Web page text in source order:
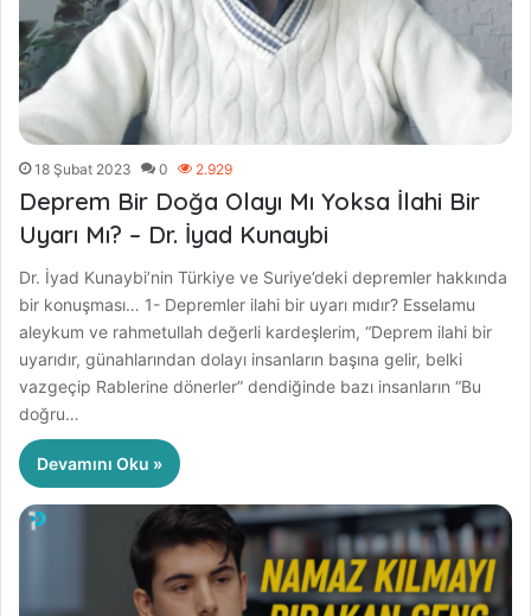
18 Şubat 2023 0 2.929
Deprem Bir Doğa Olayı Mı Yoksa İlahi Bir
Uyarı Mı? – Dr. İyad Kunaybi
Dr. İyad Kunaybi’nin Türkiye ve Suriye’deki depremler hakkında
bir konuşması… 1- Depremler ilahi bir uyarı mıdır? Esselamu
aleykum ve rahmetullah değerli kardeşlerim, “Deprem ilahi bir
uyarıdır, günahlarından dolayı insanların başına gelir, belki
vazgeçip Rablerine dönerler” dendiğinde bazı insanların “Bu
doğru…
Devamını Oku »